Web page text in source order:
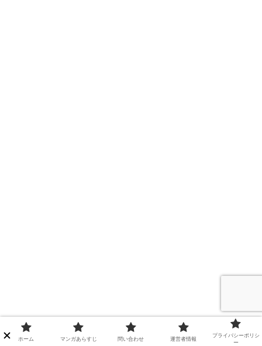
ホーム マンガあらすじ 問い合わせ 運営者情報
プライバシーポリシ
ー